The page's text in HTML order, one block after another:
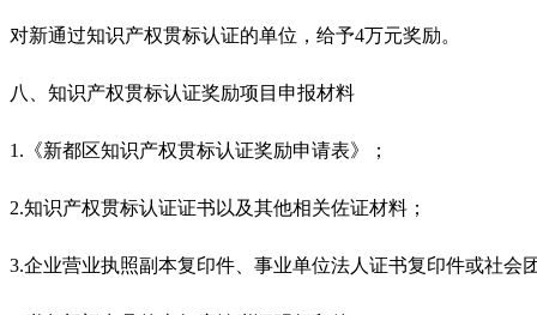
对新通过知识产权贯标认证的单位，给予4万元奖励。
八、知识产权贯标认证奖励项目申报材料
1.《新都区知识产权贯标认证奖励申请表》；
2.知识产权贯标认证证书以及其他相关佐证材料；
3.企业营业执照副本复印件、事业单位法人证书复印件或社会